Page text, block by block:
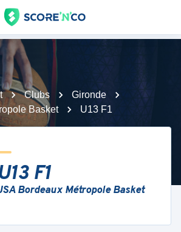
Clubs
Gironde
Basket
U13 F1
F1
Bordeaux Métropole Basket